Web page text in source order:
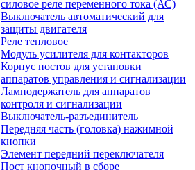
силовое реле переменного тока (АС)
Выключатель автоматический для
защиты двигателя
Реле тепловое
Модуль усилителя для контакторов
Корпус постов для установки
аппаратов управления и сигнализации
Ламподержатель для аппаратов
контроля и сигнализации
Выключатель-разъединитель
Передняя часть (головка) нажимной
кнопки
Элемент передний переключателя
Пост кнопочный в сборе